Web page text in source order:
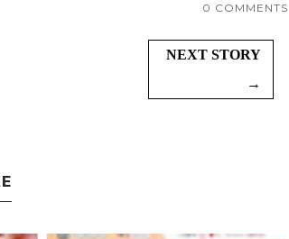
0 COMMENTS
NEXT STORY
→